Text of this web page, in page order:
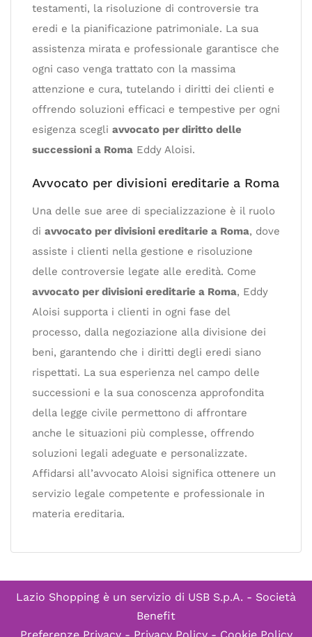
testamenti, la risoluzione di controversie tra
eredi e la pianificazione patrimoniale. La sua
assistenza mirata e professionale garantisce che
ogni caso venga trattato con la massima
attenzione e cura, tutelando i diritti dei clienti e
offrendo soluzioni efficaci e tempestive per ogni
esigenza scegli avvocato per diritto delle
successioni a Roma Eddy Aloisi.
Avvocato per divisioni ereditarie a Roma
Una delle sue aree di specializzazione è il ruolo
di avvocato per divisioni ereditarie a Roma, dove
assiste i clienti nella gestione e risoluzione
delle controversie legate alle eredità. Come
avvocato per divisioni ereditarie a Roma, Eddy
Aloisi supporta i clienti in ogni fase del
processo, dalla negoziazione alla divisione dei
beni, garantendo che i diritti degli eredi siano
rispettati. La sua esperienza nel campo delle
successioni e la sua conoscenza approfondita
della legge civile permettono di affrontare
anche le situazioni più complesse, offrendo
soluzioni legali adeguate e personalizzate.
Affidarsi all’avvocato Aloisi significa ottenere un
servizio legale competente e professionale in
materia ereditaria.
Lazio Shopping è un servizio di USB S.p.A. - Società
Benefit